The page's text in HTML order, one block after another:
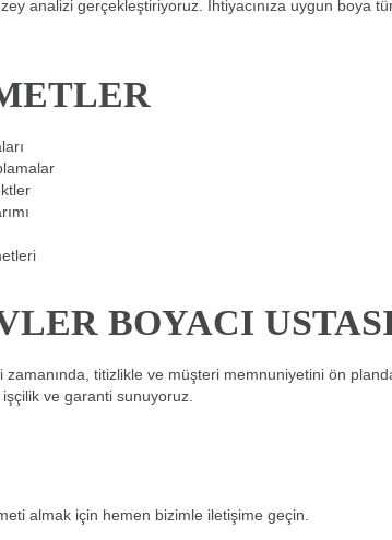
analizi gerçekleştiriyoruz. İhtiyacınıza uygun boya
BOYACI
zamanında, titizlikle ve müşteri memnuniyetini ön
ve garanti sunuyoruz.
almak için hemen bizimle iletişime geçin.